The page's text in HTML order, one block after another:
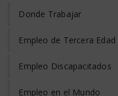
Donde Trabajar
Empleo de Tercera Edad
Empleo Discapacitados
Empleo en el Mundo